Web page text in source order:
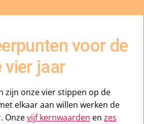
voor de
vier jaar
zijn onze vier stippen op de
elkaar aan willen werken de
Onzevijf kernwaarden en zes